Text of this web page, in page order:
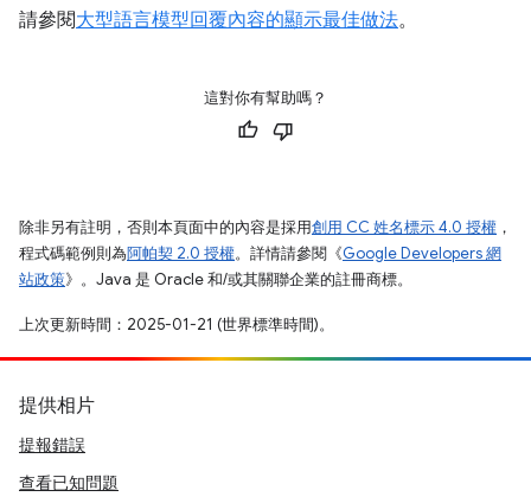
請參閱大型語言模型回覆內容的顯示最佳做法。
這對你有幫助嗎？
除非另有註明，否則本頁面中的內容是採用創用 CC 姓名標示 4.0 授權 ，
程式碼範例則為阿帕契 2.0 授權。詳情請參閱《Google Developers 網
站政策》。Java 是 Oracle 和/或其關聯企業的註冊商標。
上次更新時間：2025-01-21 (世界標準時間)。
提供相片
提報錯誤
查看已知問題